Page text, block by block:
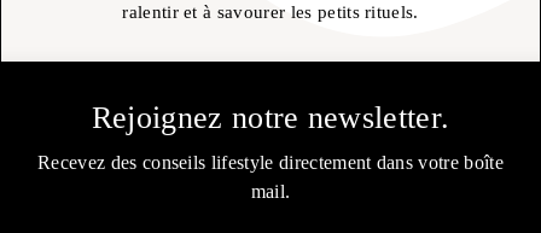
ralentir et à savourer les petits rituels.
Rejoignez notre newsletter.
Recevez des conseils lifestyle directement dans votre boîte
mail.